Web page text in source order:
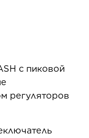
с пиковой
регуляторов